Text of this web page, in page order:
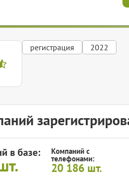
регистрация 2022
в базе: Компаний с
телефонами:
20 186 шт.